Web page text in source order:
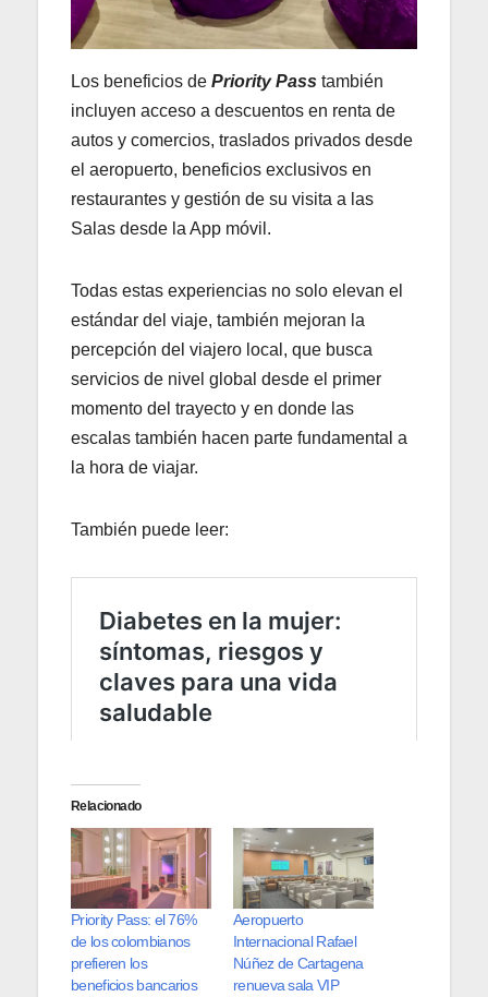
Los beneficios de Priority Pass también
incluyen acceso a descuentos en renta de
autos y comercios, traslados privados desde
el aeropuerto, beneficios exclusivos en
restaurantes y gestión de su visita a las
Salas desde la App móvil.
Todas estas experiencias no solo elevan el
estándar del viaje, también mejoran la
percepción del viajero local, que busca
servicios de nivel global desde el primer
momento del trayecto y en donde las
escalas también hacen parte fundamental a
la hora de viajar.
También puede leer:
Relacionado
Priority Pass: el 76%
de los colombianos
prefieren los
beneficios bancarios
Aeropuerto
Internacional Rafael
Núñez de Cartagena
renueva sala VIP